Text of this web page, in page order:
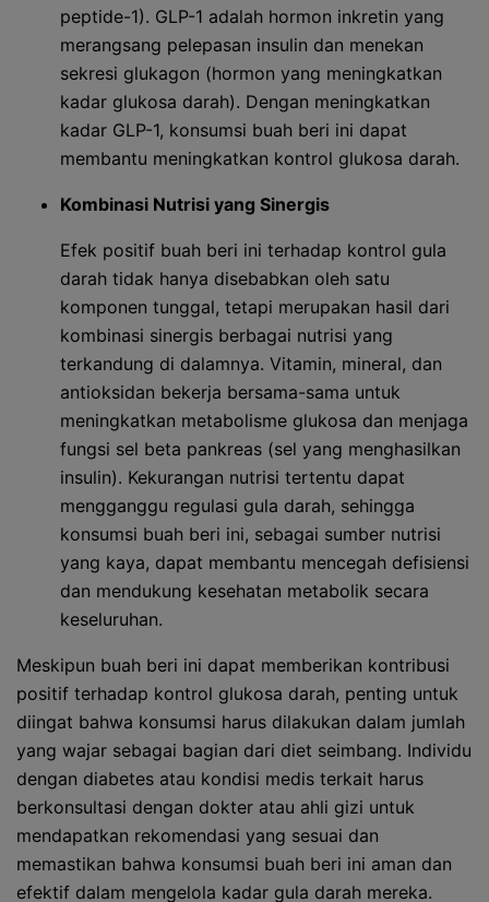
peptide-1). GLP-1 adalah hormon inkretin yang
merangsang pelepasan insulin dan menekan
sekresi glukagon (hormon yang meningkatkan
kadar glukosa darah). Dengan meningkatkan
kadar GLP-1, konsumsi buah beri ini dapat
membantu meningkatkan kontrol glukosa darah.
Kombinasi Nutrisi yang Sinergis
Efek positif buah beri ini terhadap kontrol gula
darah tidak hanya disebabkan oleh satu
komponen tunggal, tetapi merupakan hasil dari
kombinasi sinergis berbagai nutrisi yang
terkandung di dalamnya. Vitamin, mineral, dan
antioksidan bekerja bersama-sama untuk
meningkatkan metabolisme glukosa dan menjaga
fungsi sel beta pankreas (sel yang menghasilkan
insulin). Kekurangan nutrisi tertentu dapat
mengganggu regulasi gula darah, sehingga
konsumsi buah beri ini, sebagai sumber nutrisi
yang kaya, dapat membantu mencegah defisiensi
dan mendukung kesehatan metabolik secara
keseluruhan.
Meskipun buah beri ini dapat memberikan kontribusi
positif terhadap kontrol glukosa darah, penting untuk
diingat bahwa konsumsi harus dilakukan dalam jumlah
yang wajar sebagai bagian dari diet seimbang. Individu
dengan diabetes atau kondisi medis terkait harus
berkonsultasi dengan dokter atau ahli gizi untuk
mendapatkan rekomendasi yang sesuai dan
memastikan bahwa konsumsi buah beri ini aman dan
efektif dalam mengelola kadar gula darah mereka.